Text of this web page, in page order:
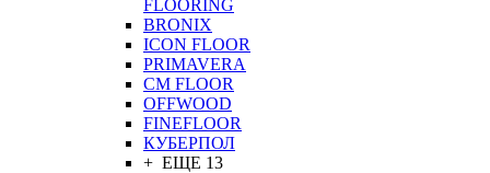
FLOORING
BRONIX
ICON FLOOR
PRIMAVERA
CM FLOOR
OFFWOOD
FINEFLOOR
КУБЕРПОЛ
+ ЕЩЕ 13